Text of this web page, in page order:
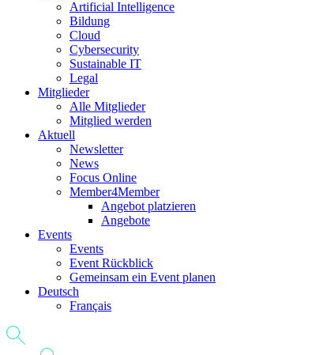
Artificial Intelligence
Bildung
Cloud
Cybersecurity
Sustainable IT
Legal
Mitglieder
Alle Mitglieder
Mitglied werden
Aktuell
Newsletter
News
Focus Online
Member4Member
Angebot platzieren
Angebote
Events
Events
Event Rückblick
Gemeinsam ein Event planen
Deutsch
Français